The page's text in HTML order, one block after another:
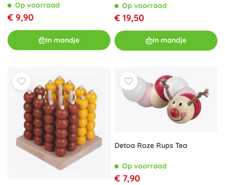
Op voorraad
€ 9,90
In mandje
Op voorraad
€ 19,50
In mandje
Detoa Roze Rups Tea
Op voorraad
€ 7,90